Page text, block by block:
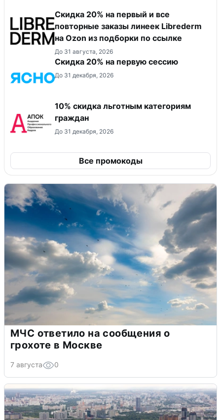
Скидка 20% на первый и все
повторные заказы линеек Librederm
на Ozon из подборки по ссылке
До 31 августа, 2026
Скидка 20% на первую сессию
До 31 декабря, 2026
10% скидка льготным категориям
граждан
До 31 декабря, 2026
Все промокоды
МЧС ответило на сообщения о
грохоте в Москве
7 августа 0